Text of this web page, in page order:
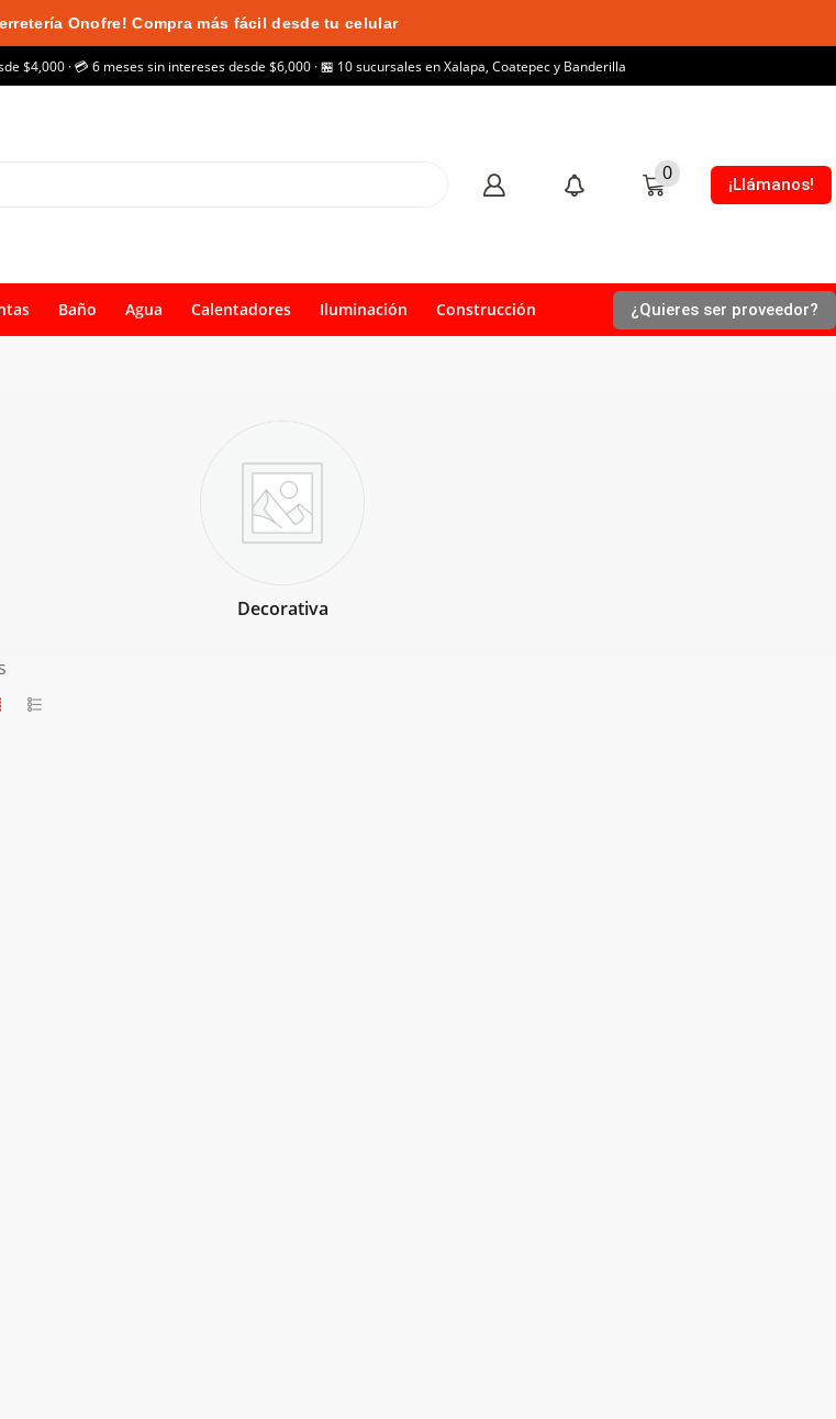
Onofre! Compra más fácil desde tu celular
$4,000 · 💳 6 meses sin intereses desde $6,000 · 🏪 10 sucursales en Xalapa, Coatepec y Banderilla
0 ¡Llámanos!
Baño Agua Calentadores Iluminación Construcción ¿Quieres ser proveedor?
Decorativa